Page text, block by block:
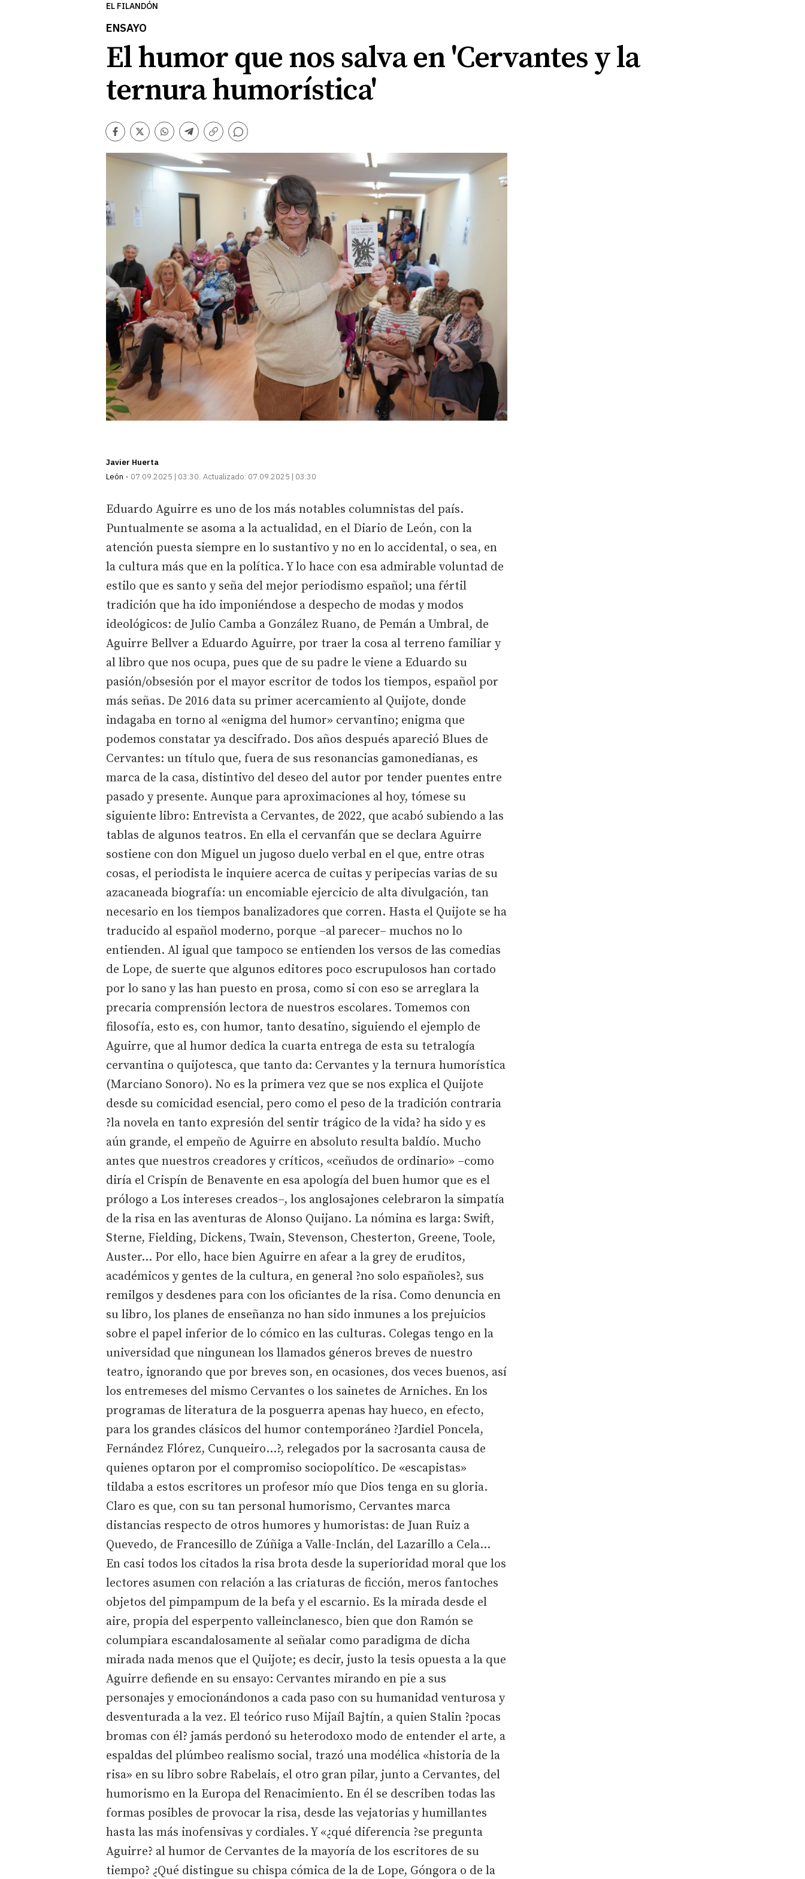
EL FILANDÓN
ENSAYO
El humor que nos salva en 'Cervantes y la
ternura humorística'
Facebook
TwitterWhatsapp
Telegram
Copiar
enlace
Comentarios
Javier Huerta
León
07.09.2025 | 03:30 Actualizado: 07.09.2025 | 03:30
Eduardo Aguirre es uno de los más notables columnistas del país.
Puntualmente se asoma a la actualidad, en el Diario de León, con la
atención puesta siempre en lo sustantivo y no en lo accidental, o sea, en
la cultura más que en la política. Y lo hace con esa admirable voluntad de
estilo que es santo y seña del mejor periodismo español; una fértil
tradición que ha ido imponiéndose a despecho de modas y modos
ideológicos: de Julio Camba a González Ruano, de Pemán a Umbral, de
Aguirre Bellver a Eduardo Aguirre, por traer la cosa al terreno familiar y
al libro que nos ocupa, pues que de su padre le viene a Eduardo su
pasión/obsesión por el mayor escritor de todos los tiempos, español por
más señas. De 2016 data su primer acercamiento al Quijote, donde
indagaba en torno al «enigma del humor» cervantino; enigma que
podemos constatar ya descifrado. Dos años después apareció Blues de
Cervantes: un título que, fuera de sus resonancias gamonedianas, es
marca de la casa, distintivo del deseo del autor por tender puentes entre
pasado y presente. Aunque para aproximaciones al hoy, tómese su
siguiente libro: Entrevista a Cervantes, de 2022, que acabó subiendo a las
tablas de algunos teatros. En ella el cervanfán que se declara Aguirre
sostiene con don Miguel un jugoso duelo verbal en el que, entre otras
cosas, el periodista le inquiere acerca de cuitas y peripecias varias de su
azacaneada biografía: un encomiable ejercicio de alta divulgación, tan
necesario en los tiempos banalizadores que corren. Hasta el Quijote se ha
traducido al español moderno, porque –al parecer– muchos no lo
entienden. Al igual que tampoco se entienden los versos de las comedias
de Lope, de suerte que algunos editores poco escrupulosos han cortado
por lo sano y las han puesto en prosa, como si con eso se arreglara la
precaria comprensión lectora de nuestros escolares. Tomemos con
filosofía, esto es, con humor, tanto desatino, siguiendo el ejemplo de
Aguirre, que al humor dedica la cuarta entrega de esta su tetralogía
cervantina o quijotesca, que tanto da: Cervantes y la ternura humorística
(Marciano Sonoro). No es la primera vez que se nos explica el Quijote
desde su comicidad esencial, pero como el peso de la tradición contraria
?la novela en tanto expresión del sentir trágico de la vida? ha sido y es
aún grande, el empeño de Aguirre en absoluto resulta baldío. Mucho
antes que nuestros creadores y críticos, «ceñudos de ordinario» –como
diría el Crispín de Benavente en esa apología del buen humor que es el
prólogo a Los intereses creados–, los anglosajones celebraron la simpatía
de la risa en las aventuras de Alonso Quijano. La nómina es larga: Swift,
Sterne, Fielding, Dickens, Twain, Stevenson, Chesterton, Greene, Toole,
Auster… Por ello, hace bien Aguirre en afear a la grey de eruditos,
académicos y gentes de la cultura, en general ?no solo españoles?, sus
remilgos y desdenes para con los oficiantes de la risa. Como denuncia en
su libro, los planes de enseñanza no han sido inmunes a los prejuicios
sobre el papel inferior de lo cómico en las culturas. Colegas tengo en la
universidad que ningunean los llamados géneros breves de nuestro
teatro, ignorando que por breves son, en ocasiones, dos veces buenos, así
los entremeses del mismo Cervantes o los sainetes de Arniches. En los
programas de literatura de la posguerra apenas hay hueco, en efecto,
para los grandes clásicos del humor contemporáneo ?Jardiel Poncela,
Fernández Flórez, Cunqueiro…?, relegados por la sacrosanta causa de
quienes optaron por el compromiso sociopolítico. De «escapistas»
tildaba a estos escritores un profesor mío que Dios tenga en su gloria.
Claro es que, con su tan personal humorismo, Cervantes marca
distancias respecto de otros humores y humoristas: de Juan Ruiz a
Quevedo, de Francesillo de Zúñiga a Valle-Inclán, del Lazarillo a Cela…
En casi todos los citados la risa brota desde la superioridad moral que los
lectores asumen con relación a las criaturas de ficción, meros fantoches
objetos del pimpampum de la befa y el escarnio. Es la mirada desde el
aire, propia del esperpento valleinclanesco, bien que don Ramón se
columpiara escandalosamente al señalar como paradigma de dicha
mirada nada menos que el Quijote; es decir, justo la tesis opuesta a la que
Aguirre defiende en su ensayo: Cervantes mirando en pie a sus
personajes y emocionándonos a cada paso con su humanidad venturosa y
desventurada a la vez. El teórico ruso Mijaíl Bajtín, a quien Stalin ?pocas
bromas con él? jamás perdonó su heterodoxo modo de entender el arte, a
espaldas del plúmbeo realismo social, trazó una modélica «historia de la
risa» en su libro sobre Rabelais, el otro gran pilar, junto a Cervantes, del
humorismo en la Europa del Renacimiento. En él se describen todas las
formas posibles de provocar la risa, desde las vejatorias y humillantes
hasta las más inofensivas y cordiales. Y «¿qué diferencia ?se pregunta
Aguirre? al humor de Cervantes de la mayoría de los escritores de su
tiempo? ¿Qué distingue su chispa cómica de la de Lope, Góngora o de la